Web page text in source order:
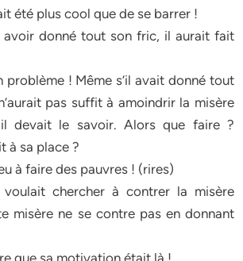
été plus cool que de se barrer !
avoir donné tout son fric, il aurait fait
problème ! Même s’il avait donné tout
pas suffit à amoindrir la misère
devait le savoir. Alors que faire ?
à sa place ?
à faire des pauvres ! (rires)
voulait chercher à contrer la misère
misère ne se contre pas en donnant
que sa motivation était là !